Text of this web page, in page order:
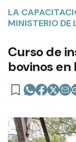
LA
MINISTERIO DE
Curso de
bovinos en